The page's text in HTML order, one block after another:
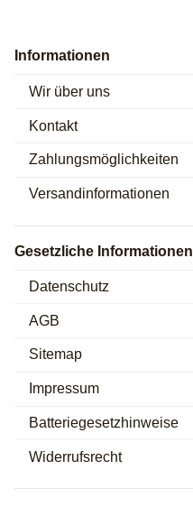
Informationen
Wir über uns
Kontakt
Zahlungsmöglichkeiten
Versandinformationen
Gesetzliche Informationen
Datenschutz
AGB
Sitemap
Impressum
Batteriegesetzhinweise
Widerrufsrecht